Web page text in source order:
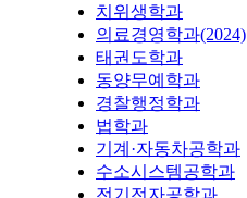
치위생학과
의료경영학과(2024)
태권도학과
동양무예학과
경찰행정학과
법학과
기계·자동차공학과
수소시스템공학과
전기전자공학과